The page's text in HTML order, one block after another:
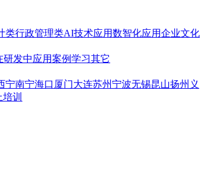
类行政管理类AI技术应用数智化应用企业文化
研发中应用案例学习其它
宁南宁海口 厦门大连苏州宁波无锡昆山扬州 义
训